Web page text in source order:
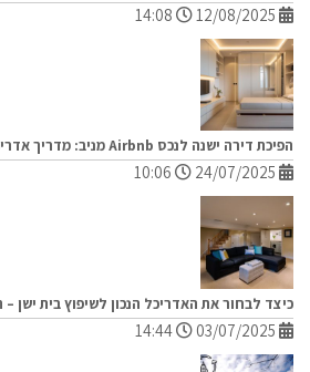
הפיכת דירה ישנה לנכס Airbnb מניב: מדריך אדריכלי מקצועי
כיצד לבחור את האדריכל הנכון לשיפוץ בית ישן